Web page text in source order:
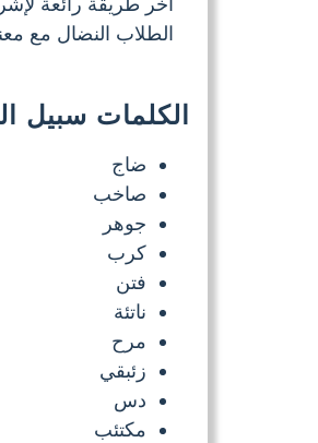
الطلاب النضال مع
الكلمات سبيل
ضاج
صاخب
جوهر
كرب
فتن
ناتئة
مرح
زئبقي
دس
مكتئب